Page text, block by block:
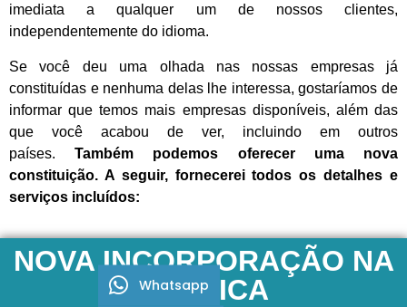
imediata a qualquer um de nossos clientes,
independentemente do idioma.
Se você deu uma olhada nas nossas empresas já
constituídas e nenhuma delas lhe interessa, gostaríamos de
informar que temos mais empresas disponíveis, além das
que você acabou de ver, incluindo em outros
países.Também podemos oferecer uma nova
constituição. A seguir, fornecerei todos os detalhes e
serviços incluídos:
NOVA INCORPORAÇÃO NA
BÉLGICA
Whatsapp